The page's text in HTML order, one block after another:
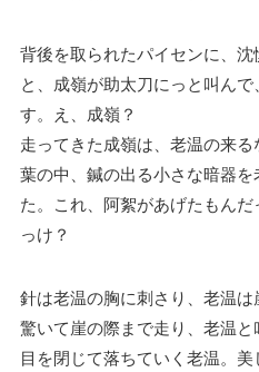
背後を取られたパイセンに、
と、成嶺が助太刀にっと叫ん
す。え、成嶺？
走ってきた成嶺は、老温の来
葉の中、鍼の出る小さな暗器
た。これ、阿絮があげたもん
っけ？
針は老温の胸に刺さり、老温は
驚いて崖の際まで走り、老温と
目を閉じて落ちていく老温。